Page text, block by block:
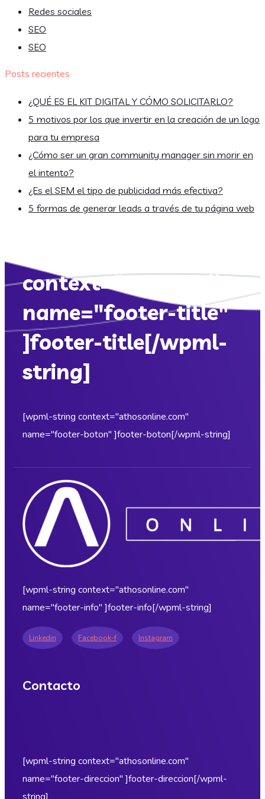
Redes sociales
SEO
SEO
Posts recientes
¿QUÉ ES EL KIT DIGITAL Y CÓMO SOLICITARLO?
5 motivos por los que invertir en la creación de un logo
para tu empresa
¿Cómo ser un gran community manager sin morir en
el intento?
¿Es el SEM el tipo de publicidad más efectiva?
5 formas de generar leads a través de tu página web
name="footer-title"
]footer-title[/wpml-
string]
[wpml-string context="athosonline.com"
name="footer-boton" ]footer-boton[/wpml-string]
[wpml-string context="athosonline.com"
name="footer-info" ]footer-info[/wpml-string]
Linkedin Facebook-f Instagram
Contacto
[wpml-string context="athosonline.com"
name="footer-direccion" ]footer-direccion[/wpml-